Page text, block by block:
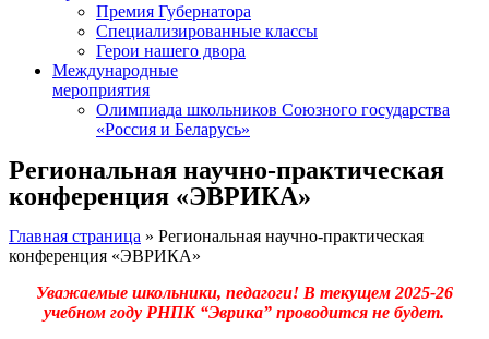
Премия Губернатора
Специализированные классы
Герои нашего двора
Международные
мероприятия
Олимпиада школьников Союзного государства
«Россия и Беларусь»
Региональная научно-практическая
конференция «ЭВРИКА»
Главная страница » Региональная научно-практическая
конференция «ЭВРИКА»
Уважаемые школьники, педагоги! В текущем 2025-26
учебном году РНПК “Эврика” проводится не будет.